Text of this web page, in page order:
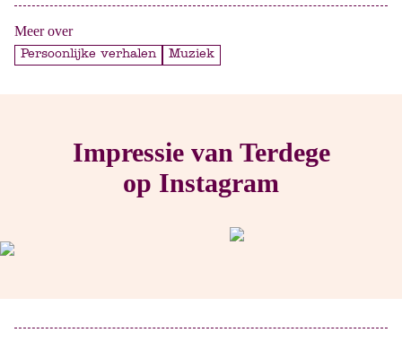
Meer over
Persoonlijke verhalen Muziek
Impressie van Terdege
op Instagram